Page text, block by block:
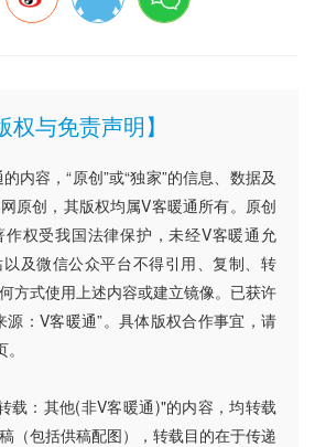
权与免责声明】
内容，“原创”或“独家”的信息、数据及
原创，其版权均属V客暖通所有。原创
权受我国法律保护，未经V客暖通允
及微信公众平台不得引用、复制、转
方式使用上述内容或建立镜像。已获许
源：V客暖通”。具体版权合作事宜，请
载：其他(非V客暖通)"的内容，均转载
（包括供稿配图），转载目的在于传递